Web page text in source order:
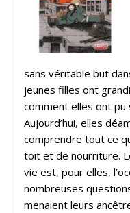
sans véritable but
jeunes filles ont
comment elles ont
Aujourd’hui, elles
comprendre tout ce
toit et de nourriture.
vie est, pour elles,
nombreuses
menaient leurs